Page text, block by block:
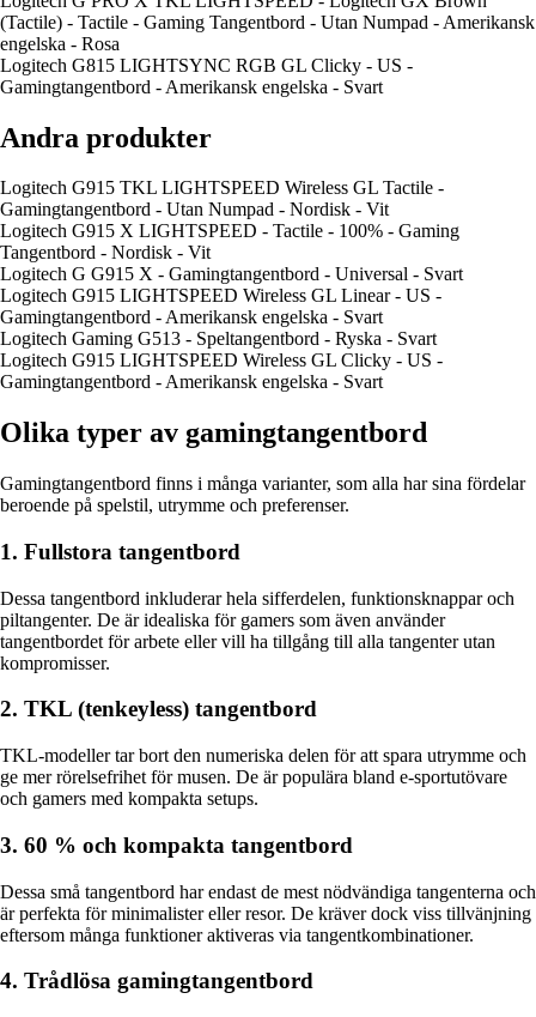
(Tactile) - Tactile - Gaming Tangentbord - Utan Numpad - Amerikansk
engelska - Rosa
Logitech G815 LIGHTSYNC RGB GL Clicky - US -
Gamingtangentbord - Amerikansk engelska - Svart
Andra produkter
Logitech G915 TKL LIGHTSPEED Wireless GL Tactile -
Gamingtangentbord - Utan Numpad - Nordisk - Vit
Logitech G915 X LIGHTSPEED - Tactile - 100% - Gaming
Tangentbord - Nordisk - Vit
Logitech G G915 X - Gamingtangentbord - Universal - Svart
Logitech G915 LIGHTSPEED Wireless GL Linear - US -
Gamingtangentbord - Amerikansk engelska - Svart
Logitech Gaming G513 - Speltangentbord - Ryska - Svart
Logitech G915 LIGHTSPEED Wireless GL Clicky - US -
Gamingtangentbord - Amerikansk engelska - Svart
Olika typer av gamingtangentbord
Gamingtangentbord finns i många varianter, som alla har sina fördelar
beroende på spelstil, utrymme och preferenser.
1. Fullstora tangentbord
Dessa tangentbord inkluderar hela sifferdelen, funktionsknappar och
piltangenter. De är idealiska för gamers som även använder
tangentbordet för arbete eller vill ha tillgång till alla tangenter utan
kompromisser.
2. TKL (tenkeyless) tangentbord
TKL-modeller tar bort den numeriska delen för att spara utrymme och
ge mer rörelsefrihet för musen. De är populära bland e-sportutövare
och gamers med kompakta setups.
3. 60 % och kompakta tangentbord
Dessa små tangentbord har endast de mest nödvändiga tangenterna och
är perfekta för minimalister eller resor. De kräver dock viss tillvänjning
eftersom många funktioner aktiveras via tangentkombinationer.
4. Trådlösa gamingtangentbord